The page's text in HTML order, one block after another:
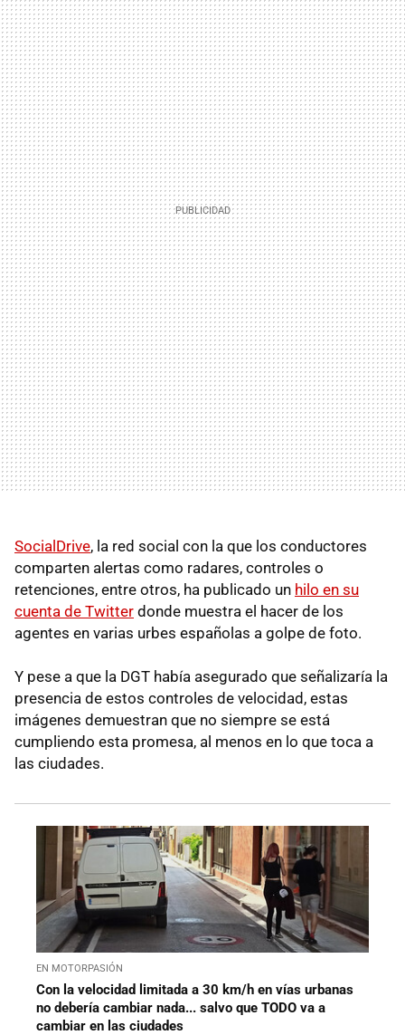
SocialDrive, la red social con la que los conductores
comparten alertas como radares, controles o
retenciones, entre otros, ha publicado un hilo en su
cuenta de Twitter donde muestra el hacer de los
agentes en varias urbes españolas a golpe de foto.
Y pese a que la DGT había asegurado que señalizaría la
presencia de estos controles de velocidad, estas
imágenes demuestran que no siempre se está
cumpliendo esta promesa, al menos en lo que toca a
las ciudades.
EN MOTORPASIÓN
Con la velocidad limitada a 30 km/h en vías urbanas
no debería cambiar nada... salvo que TODO va a
cambiar en las ciudades